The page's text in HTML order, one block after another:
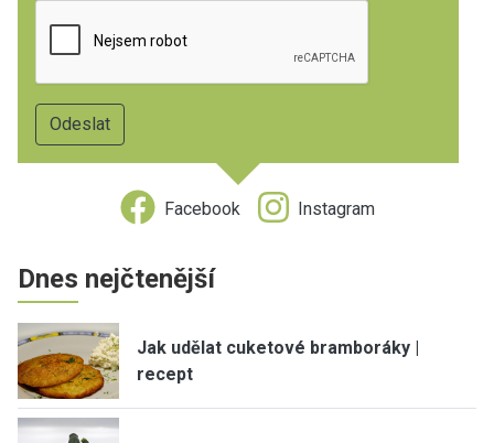
Facebook Instagram
Dnes nejčtenější
Jak udělat cuketové bramboráky |
recept